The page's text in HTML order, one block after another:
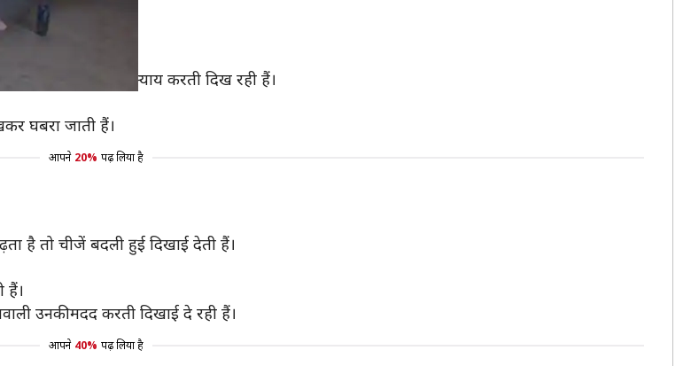
और अभिनय के साथ न्याय करती दिख रही हैं।
घबरा जाती हैं।
आपने 20% पढ़ लिया है
है तो चीजें बदली हुई दिखाई देती हैं।
हैं।
उनकी मदद करती दिखाई दे रही हैं।
आपने 40% पढ़ लिया है